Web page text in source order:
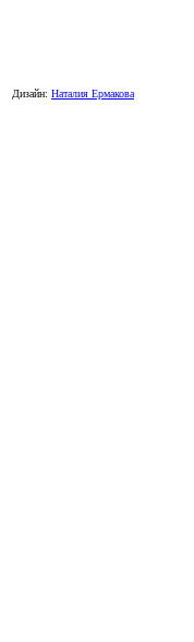
Дизайн: Наталия Ермакова